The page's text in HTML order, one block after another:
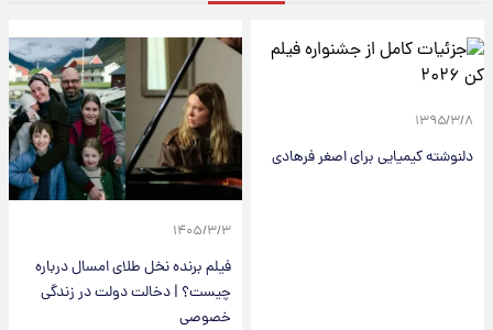
۱۳۹۵/۳/۸
دلنوشته کیمیایی برای اصغر فرهادی
۱۴۰۵/۳/۳
فیلم برنده نخل طلای امسال درباره
چیست؟ | دخالت دولت در زندگی
خصوصی